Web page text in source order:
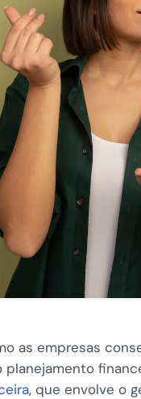
as empresas
planejamento
, que envolve o